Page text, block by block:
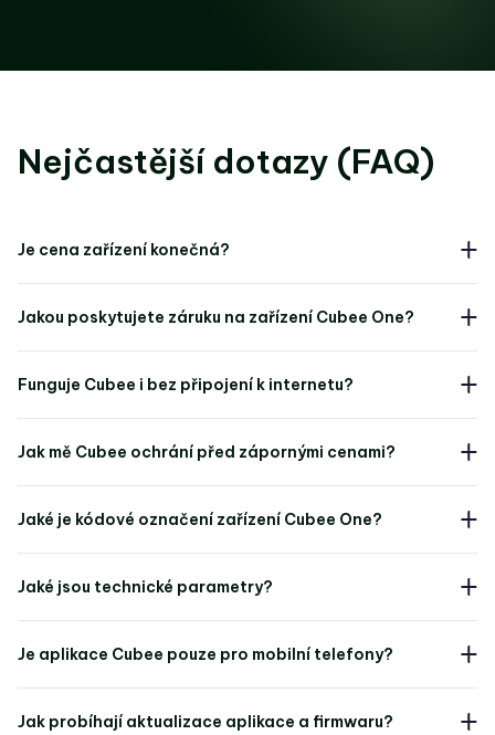
Nejčastější dotazy (FAQ)
Je cena zařízení konečná?
Jakou poskytujete záruku na zařízení Cubee One?
Funguje Cubee i bez připojení k internetu?
Jak mě Cubee ochrání před zápornými cenami?
Jaké je kódové označení zařízení Cubee One?
Jaké jsou technické parametry?
Je aplikace Cubee pouze pro mobilní telefony?
Jak probíhají aktualizace aplikace a firmwaru?